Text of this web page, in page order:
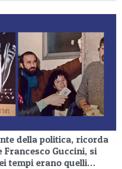
della politica, ricorda
Guccini, si
tempi erano quelli…